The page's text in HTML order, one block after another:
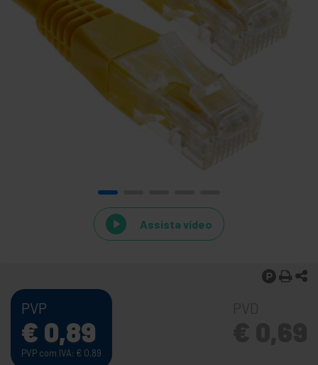
Assista vídeo
PVP
€ 0,89
PVP com IVA: € 0,89